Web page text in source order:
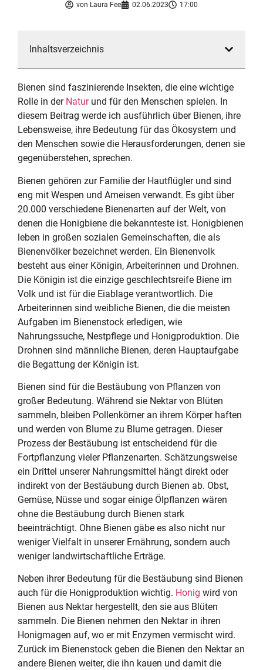
von Laura Fee 02.06.2023 17:00
Inhaltsverzeichnis
Bienen sind faszinierende Insekten, die eine wichtige
Rolle in der Naturund für den Menschen spielen. In
diesem Beitrag werde ich ausführlich über Bienen, ihre
Lebensweise, ihre Bedeutung für das Ökosystem und
den Menschen sowie die Herausforderungen, denen sie
gegenüberstehen, sprechen.
Bienen gehören zur Familie der Hautflügler und sind
eng mit Wespen und Ameisen verwandt. Es gibt über
20.000 verschiedene Bienenarten auf der Welt, von
denen die Honigbiene die bekannteste ist. Honigbienen
leben in großen sozialen Gemeinschaften, die als
Bienenvölker bezeichnet werden. Ein Bienenvolk
besteht aus einer Königin, Arbeiterinnen und Drohnen.
Die Königin ist die einzige geschlechtsreife Biene im
Volk und ist für die Eiablage verantwortlich. Die
Arbeiterinnen sind weibliche Bienen, die die meisten
Aufgaben im Bienenstock erledigen, wie
Nahrungssuche, Nestpflege und Honigproduktion. Die
Drohnen sind männliche Bienen, deren Hauptaufgabe
die Begattung der Königin ist.
Bienen sind für die Bestäubung von Pflanzen von
großer Bedeutung. Während sie Nektar von Blüten
sammeln, bleiben Pollenkörner an ihrem Körper haften
und werden von Blume zu Blume getragen. Dieser
Prozess der Bestäubung ist entscheidend für die
Fortpflanzung vieler Pflanzenarten. Schätzungsweise
ein Drittel unserer Nahrungsmittel hängt direkt oder
indirekt von der Bestäubung durch Bienen ab. Obst,
Gemüse, Nüsse und sogar einige Ölpflanzen wären
ohne die Bestäubung durch Bienen stark
beeinträchtigt. Ohne Bienen gäbe es also nicht nur
weniger Vielfalt in unserer Ernährung, sondern auch
weniger landwirtschaftliche Erträge.
Neben ihrer Bedeutung für die Bestäubung sind Bienen
auch für die Honigproduktion wichtig. Honig wird von
Bienen aus Nektar hergestellt, den sie aus Blüten
sammeln. Die Bienen nehmen den Nektar in ihren
Honigmagen auf, wo er mit Enzymen vermischt wird.
Zurück im Bienenstock geben die Bienen den Nektar an
andere Bienen weiter, die ihn kauen und damit die